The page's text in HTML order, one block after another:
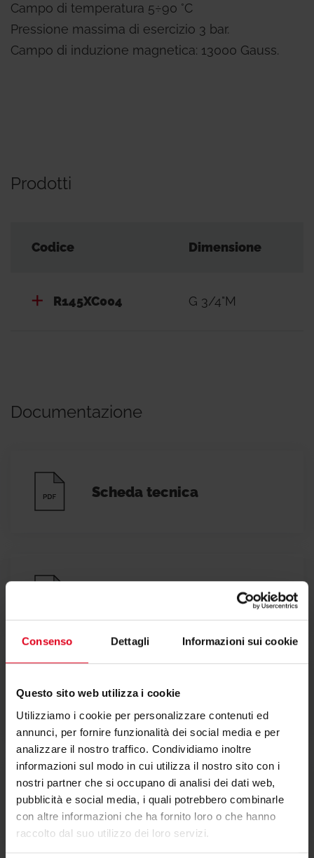
Consenso Dettagli Informazioni sui cookie
Questo sito web utilizza i cookie
Utilizziamo i cookie per personalizzare contenuti ed
annunci, per fornire funzionalità dei social media e per
analizzare il nostro traffico. Condividiamo inoltre
informazioni sul modo in cui utilizza il nostro sito con i
nostri partner che si occupano di analisi dei dati web,
pubblicità e social media, i quali potrebbero combinarle
con altre informazioni che ha fornito loro o che hanno
raccolto dal suo utilizzo dei loro servizi.
Campo di temperatura 5÷90 °C
Pressione massima di esercizio 3 bar.
Campo di induzione magnetica: 13000 Gauss.
Prodotti
Codice Dimensione
R145XC004 G 3/4"M
Documentazione
Scheda tecnica
Dichiarazione di conformità
Testi di capitolato
Istruzioni